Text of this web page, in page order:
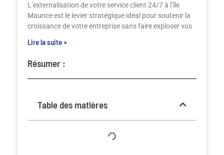
L’externalisation de votre service client 24/7 à l’île
Maurice est le levier stratégique idéal pour soutenir la
croissance de votre entreprise sans faire exploser vos
Lire la suite »
Résumer :
Table des matières